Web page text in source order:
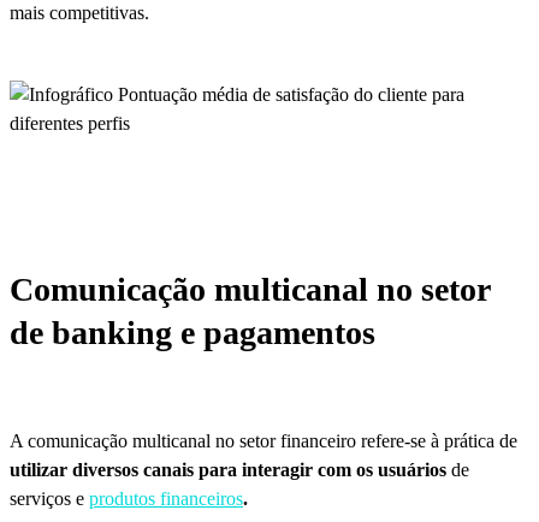
mais competitivas.
Comunicação multicanal no setor
de banking e pagamentos
A comunicação multicanal no setor financeiro refere-se à prática de
utilizar diversos canais para interagir com os usuários de
serviços e produtos financeiros.